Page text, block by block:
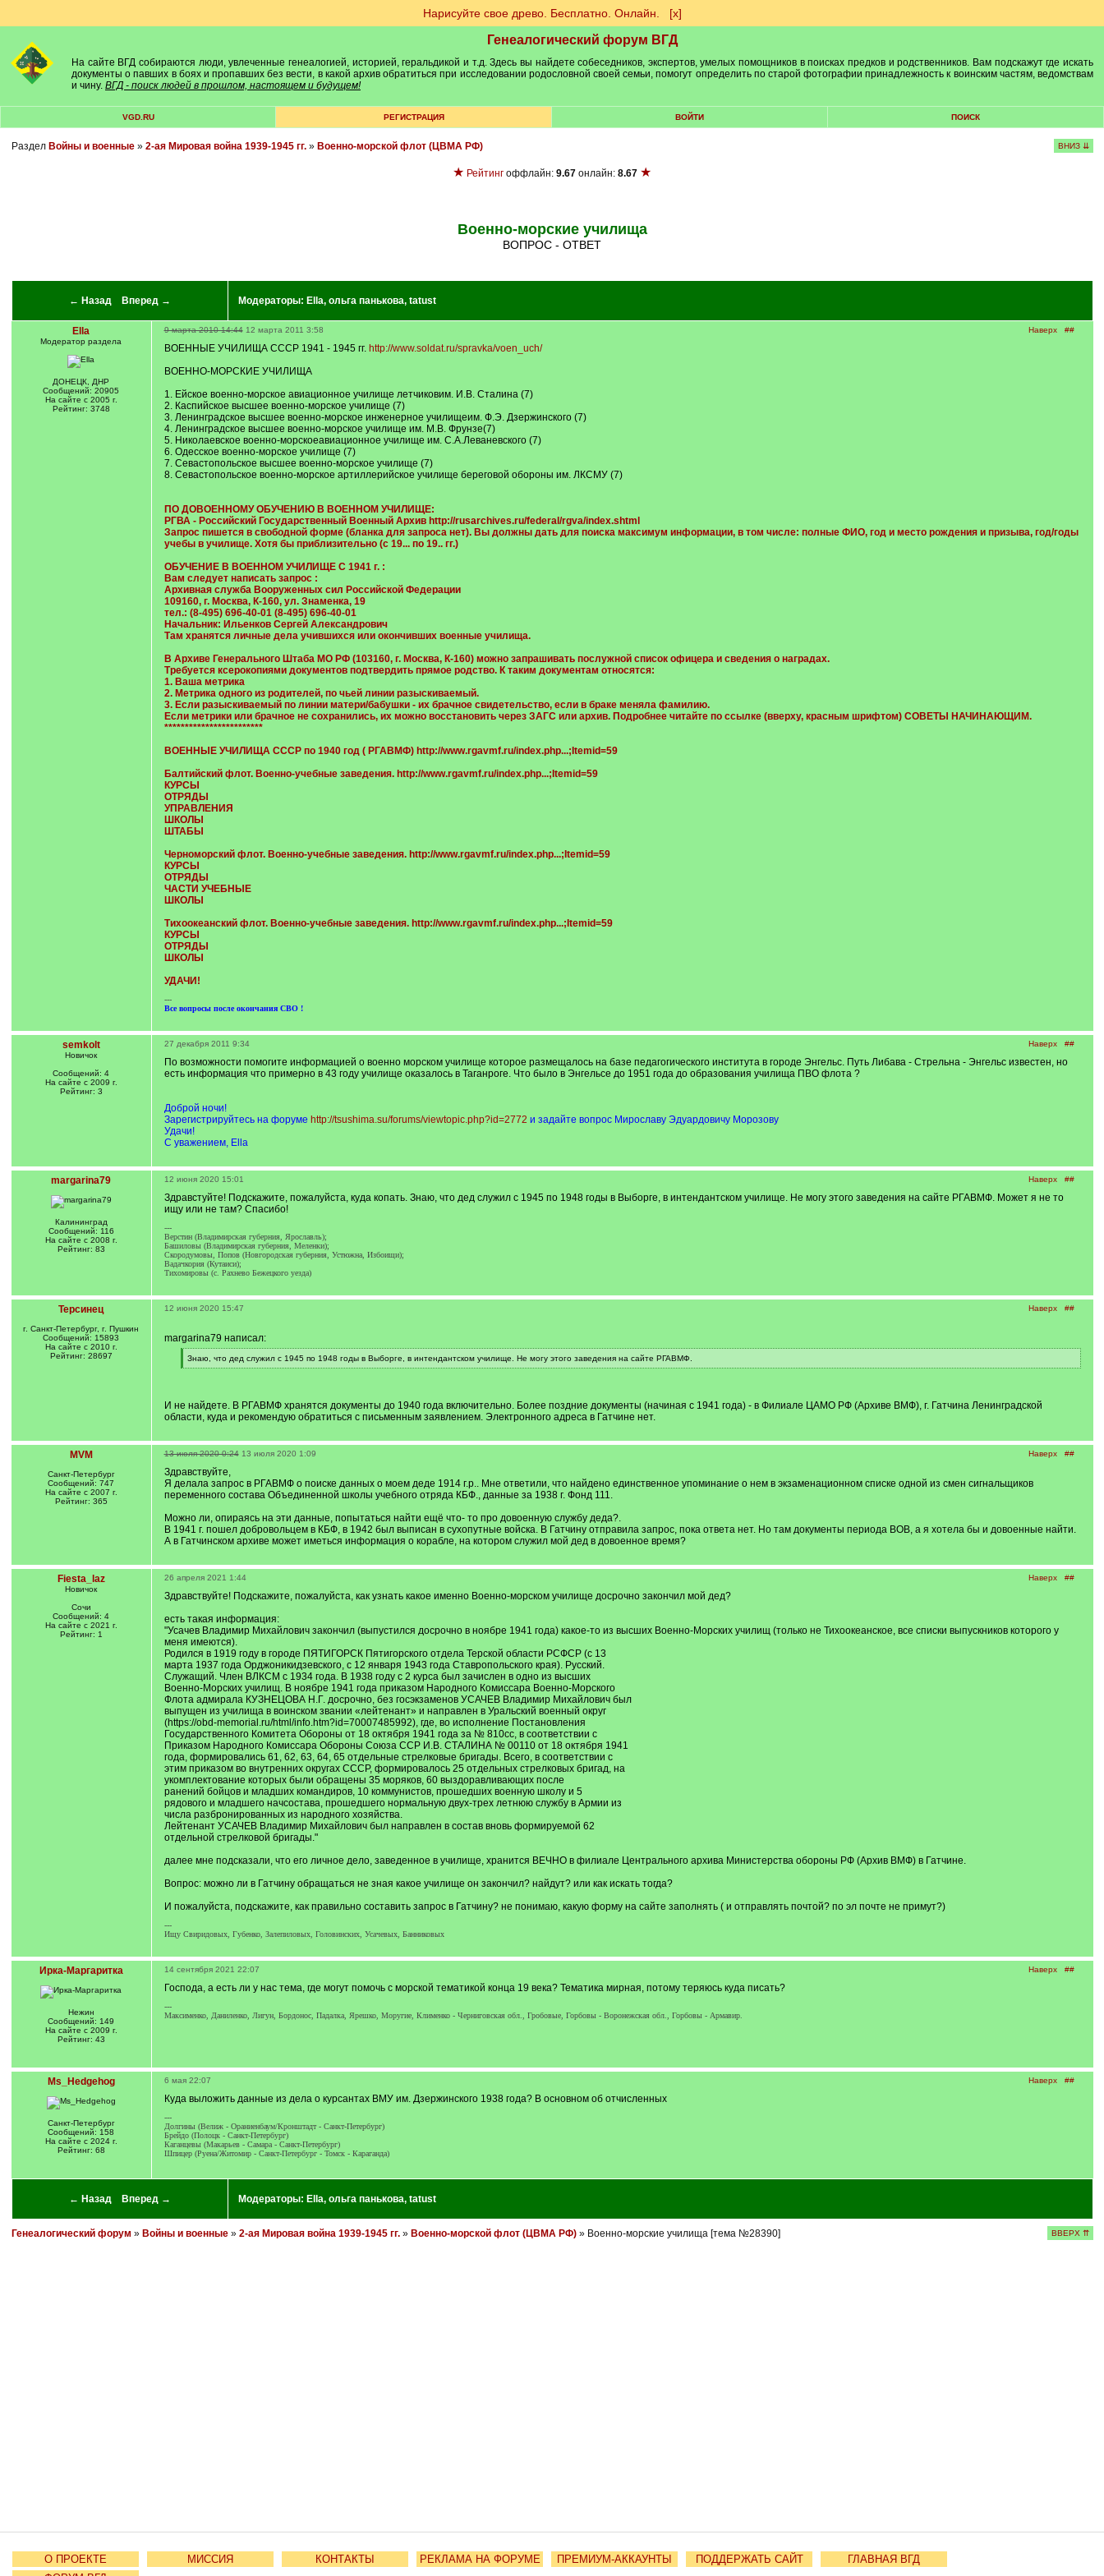
Нарисуйте свое древо. Бесплатно. Онлайн. [х]
Генеалогический форум ВГД
На сайте ВГД собираются люди, увлеченные генеалогией, историей, геральдикой и т.д. Здесь вы найдете собеседников, экспертов, умелых помощников в поисках предков и родственников. Вам подскажут где искать
документы о павших в боях и пропавших без вести, в какой архив обратиться при исследовании родословной своей семьи, помогут определить по старой фотографии принадлежность к воинским частям, ведомствам
и чину. ВГД - поиск людей в прошлом, настоящем и будущем!
VGD.RU РЕГИСТРАЦИЯ ВОЙТИ ПОИСК
Раздел Войны и военные» 2-ая Мировая война 1939-1945 гг.» Военно-морской флот (ЦВМА РФ) ВНИЗ ⇊
★ Рейтинг оффлайн: 9.67 онлайн: 8.67 ★
Военно-морские училища
ВОПРОС - ОТВЕТ
← Назад Вперед → Модераторы: Ella, ольга панькова, tatust
Ella
Модератор раздела
ДОНЕЦК, ДНР
Сообщений: 20905
На сайте с 2005 г.
Рейтинг: 3748
Наверх ##
9 марта 2010 14:44 12 марта 2011 3:58
ВОЕННЫЕ УЧИЛИЩА СССР 1941 - 1945 гг. http://www.soldat.ru/spravka/voen_uch/
ВОЕННО-МОРСКИЕ УЧИЛИЩА
1. Ейское военно-морское авиационное училище летчиковим. И.В. Сталина (7)
2. Каспийское высшее военно-морское училище (7)
3. Ленинградское высшее военно-морское инженерное училищеим. Ф.Э. Дзержинского (7)
4. Ленинградское высшее военно-морское училище им. М.В. Фрунзе(7)
5. Николаевское военно-морскоеавиационное училище им. С.А.Леваневского (7)
6. Одесское военно-морское училище (7)
7. Севастопольское высшее военно-морское училище (7)
8. Севастопольское военно-морское артиллерийское училище береговой обороны им. ЛКСМУ (7)
ПО ДОВОЕННОМУ ОБУЧЕНИЮ В ВОЕННОМ УЧИЛИЩЕ:
РГВА - Российский Государственный Военный Архив http://rusarchives.ru/federal/rgva/index.shtml
Запрос пишется в свободной форме (бланка для запроса нет). Вы должны дать для поиска максимум информации, в том числе: полные ФИО, год и место рождения и призыва, год/годы
учебы в училище. Хотя бы приблизительно (с 19... по 19.. гг.)
ОБУЧЕНИЕ В ВОЕННОМ УЧИЛИЩЕ С 1941 г. :
Вам следует написать запрос :
Архивная служба Вооруженных сил Российской Федерации
109160, г. Москва, К-160, ул. Знаменка, 19
тел.: (8-495) 696-40-01 (8-495) 696-40-01
Начальник: Ильенков Сергей Александрович
Там хранятся личные дела учившихся или окончивших военные училища.
В Архиве Генерального Штаба МО РФ (103160, г. Москва, К-160) можно запрашивать послужной список офицера и сведения о наградах.
Требуется ксерокопиями документов подтвердить прямое родство. К таким документам относятся:
1. Ваша метрика
2. Метрика одного из родителей, по чьей линии разыскиваемый.
3. Если разыскиваемый по линии матери/бабушки - их брачное свидетельство, если в браке меняла фамилию.
Если метрики или брачное не сохранились, их можно восстановить через ЗАГС или архив. Подробнее читайте по ссылке (вверху, красным шрифтом) СОВЕТЫ НАЧИНАЮЩИМ.
************************
ВОЕННЫЕ УЧИЛИЩА СССР по 1940 год ( РГАВМФ) http://www.rgavmf.ru/index.php...;Itemid=59
Балтийский флот. Военно-учебные заведения. http://www.rgavmf.ru/index.php...;Itemid=59
КУРСЫ
ОТРЯДЫ
УПРАВЛЕНИЯ
ШКОЛЫ
ШТАБЫ
Черноморский флот. Военно-учебные заведения. http://www.rgavmf.ru/index.php...;Itemid=59
КУРСЫ
ОТРЯДЫ
ЧАСТИ УЧЕБНЫЕ
ШКОЛЫ
Тихоокеанский флот. Военно-учебные заведения. http://www.rgavmf.ru/index.php...;Itemid=59
КУРСЫ
ОТРЯДЫ
ШКОЛЫ
УДАЧИ!
---
Все вопросы после окончания СВО !
semkolt
Новичок
Сообщений: 4
На сайте с 2009 г.
Рейтинг: 3
Наверх ##
27 декабря 2011 9:34
По возможности помогите информацией о военно морском училище которое размещалось на базе педагогического института в городе Энгельс. Путь Либава - Стрельна - Энгельс известен, но
есть информация что примерно в 43 году училище оказалось в Таганроге. Что было в Энгельсе до 1951 года до образования училища ПВО флота ?
Доброй ночи!
Зарегистрируйтесь на форуме http://tsushima.su/forums/viewtopic.php?id=2772 и задайте вопрос Мирославу Эдуардовичу Морозову
Удачи!
С уважением, Ella
margarina79
Калининград
Сообщений: 116
На сайте с 2008 г.
Рейтинг: 83
Наверх ##
12 июня 2020 15:01
Здравстуйте! Подскажите, пожалуйста, куда копать. Знаю, что дед служил с 1945 по 1948 годы в Выборге, в интендантском училище. Не могу этого заведения на сайте РГАВМФ. Может я не то
ищу или не там? Спасибо!
---
Верстин (Владимирская губерния, Ярославль);
Башиловы (Владимирская губерния, Меленки);
Скородумовы, Попов (Новгородская губерния, Устюжна, Избоищи);
Вадачкория (Кутаиси);
Тихомировы (с. Рахнево Бежецкого уезда)
Терсинец
г. Санкт-Петербург, г. Пушкин
Сообщений: 15893
На сайте с 2010 г.
Рейтинг: 28697
Наверх ##
12 июня 2020 15:47
margarina79 написал:
[
q
Знаю, что дед служил с 1945 по 1948 годы в Выборге, в интендантском училище. Не могу этого заведения на сайте РГАВМФ.
[
И не найдете. В РГАВМФ хранятся документы до 1940 года включительно. Более поздние документы (начиная с 1941 года) - в Филиале ЦАМО РФ (Архиве ВМФ), г. Гатчина Ленинградской
области, куда и рекомендую обратиться с письменным заявлением. Электронного адреса в Гатчине нет.
MVM
Санкт-Петербург
Сообщений: 747
На сайте с 2007 г.
Рейтинг: 365
Наверх ##
13 июля 2020 0:24 13 июля 2020 1:09
Здравствуйте,
Я делала запрос в РГАВМФ о поиске данных о моем деде 1914 г.р.. Мне ответили, что найдено единственное упоминание о нем в экзаменационном списке одной из смен сигнальщиков
переменного состава Объединенной школы учебного отряда КБФ., данные за 1938 г. Фонд 111.
Можно ли, опираясь на эти данные, попытаться найти ещё что- то про довоенную службу деда?.
В 1941 г. пошел добровольцем в КБФ, в 1942 был выписан в сухопутные войска. В Гатчину отправила запрос, пока ответа нет. Но там документы периода ВОВ, а я хотела бы и довоенные найти.
А в Гатчинском архиве может иметься информация о корабле, на котором служил мой дед в довоенное время?
Fiesta_laz
Новичок
Сочи
Сообщений: 4
На сайте с 2021 г.
Рейтинг: 1
Наверх ##
26 апреля 2021 1:44
Здравствуйте! Подскажите, пожалуйста, как узнать какое именно Военно-морском училище досрочно закончил мой дед?
есть такая информация:
"Усачев Владимир Михайлович закончил (выпустился досрочно в ноябре 1941 года) какое-то из высших Военно-Морских училищ (только не Тихоокеанское, все списки выпускников которого у
меня имеются).
Родился в 1919 году в городе ПЯТИГОРСК Пятигорского отдела Терской области РСФСР (с 13
марта 1937 года Орджоникидзевского, с 12 января 1943 года Ставропольского края). Русский.
Служащий. Член ВЛКСМ с 1934 года. В 1938 году с 2 курса был зачислен в одно из высших
Военно-Морских училищ. В ноябре 1941 года приказом Народного Комиссара Военно-Морского
Флота адмирала КУЗНЕЦОВА Н.Г. досрочно, без госэкзаменов УСАЧЕВ Владимир Михайлович был
выпущен из училища в воинском звании «лейтенант» и направлен в Уральский военный округ
(https://obd-memorial.ru/html/info.htm?id=70007485992), где, во исполнение Постановления
Государственного Комитета Обороны от 18 октября 1941 года за № 810сс, в соответствии с
Приказом Народного Комиссара Обороны Союза ССР И.В. СТАЛИНА № 00110 от 18 октября 1941
года, формировались 61, 62, 63, 64, 65 отдельные стрелковые бригады. Всего, в соответствии с
этим приказом во внутренних округах СССР, формировалось 25 отдельных стрелковых бригад, на
укомплектование которых были обращены 35 моряков, 60 выздоравливающих после
ранений бойцов и младших командиров, 10 коммунистов, прошедших военную школу и 5
рядового и младшего начсостава, прошедшего нормальную двух-трех летнюю службу в Армии из
числа разбронированных из народного хозяйства.
Лейтенант УСАЧЕВ Владимир Михайлович был направлен в состав вновь формируемой 62
отдельной стрелковой бригады."
далее мне подсказали, что его личное дело, заведенное в училище, хранится ВЕЧНО в филиале Центрального архива Министерства обороны РФ (Архив ВМФ) в Гатчине.
Вопрос: можно ли в Гатчину обращаться не зная какое училище он закончил? найдут? или как искать тогда?
И пожалуйста, подскажите, как правильно составить запрос в Гатчину? не понимаю, какую форму на сайте заполнять ( и отправлять почтой? по эл почте не примут?)
---
Ищу Свиридовых, Губенко, Залепиловых, Головинских, Усачевых, Банниковых
Ирка-Маргаритка
Нежин
Сообщений: 149
На сайте с 2009 г.
Рейтинг: 43
Наверх ##
14 сентября 2021 22:07
Господа, а есть ли у нас тема, где могут помочь с морской тематикой конца 19 века? Тематика мирная, потому теряюсь куда писать?
---
Максименко, Даниленко, Лигун, Бордонос, Падалка, Ярешко, Моругие, Клименко - Черниговская обл., Гробовые, Горбовы - Воронежская обл., Горбовы - Армавир.
Ms_Hedgehog
Санкт-Петербург
Сообщений: 158
На сайте с 2024 г.
Рейтинг: 68
Наверх ##
6 мая 22:07
Куда выложить данные из дела о курсантах ВМУ им. Дзержинского 1938 года? В основном об отчисленных
---
Долгины (Велиж - Ораниенбаум/Кронштадт - Санкт-Петербург)
Брейдо (Полоцк - Санкт-Петербург)
Каганцевы (Макарьев - Самара - Санкт-Петербург)
Шпицер (Руена/Житомир - Санкт-Петербург - Томск - Караганда)
← Назад Вперед → Модераторы: Ella, ольга панькова, tatust
Генеалогический форум » Войны и военные» 2-ая Мировая война 1939-1945 гг.» Военно-морской флот (ЦВМА РФ)» Военно-морские училища [тема №28390] ВВЕРХ ⇈
О ПРОЕКТЕ МИССИЯ КОНТАКТЫ РЕКЛАМА НА ФОРУМЕ ПРЕМИУМ-АККАУНТЫ ПОДДЕРЖАТЬ САЙТ
ГЛАВНАЯ ВГД